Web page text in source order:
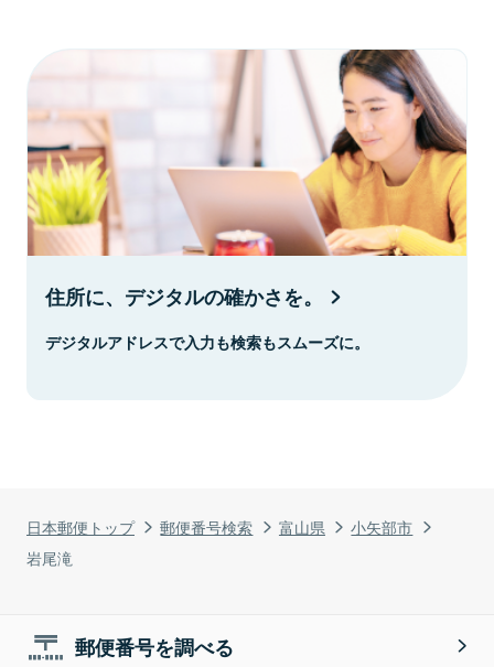
日本郵便トップ 郵便番号検索 富山県
小矢部市
岩尾滝
住所に、デジタルの確かさを。
デジタルアドレスで入力も検索もスムーズに。
郵便番号を調べる